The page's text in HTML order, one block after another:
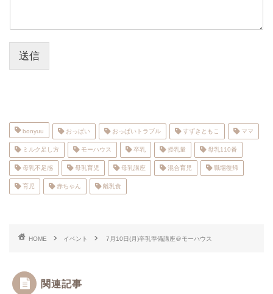
送信
bonyuu おっぱい おっぱいトラブル すずきともこ ママ
ミルク足し方 モーハウス 卒乳 授乳量 母乳110番
母乳不足感 母乳育児 母乳講座 混合育児 職場復帰
育児 赤ちゃん 離乳食
HOME イベント 7月10日(月)卒乳準備講座＠モーハウス
関連記事